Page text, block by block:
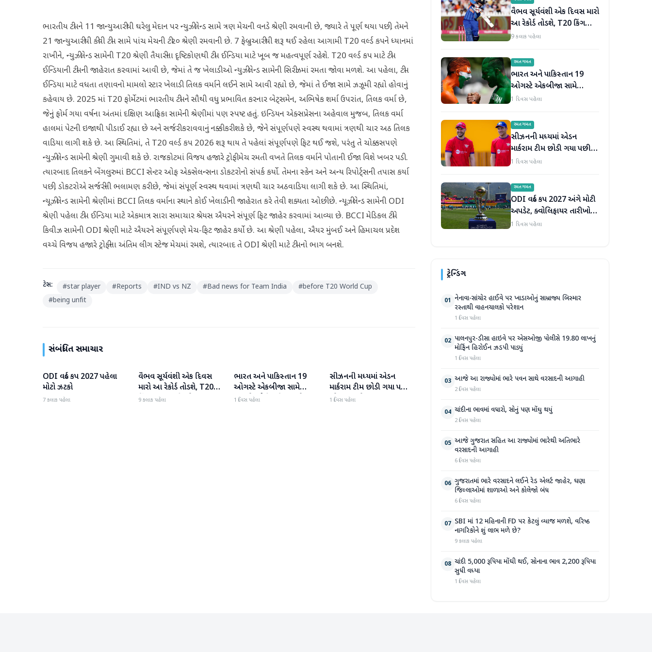
ભારતીય ટીમને 11 જાન્યુઆરીથી ઘરેલુ મેદાન પર ન્યુઝીલેન્ડ સામે ત્રણ મેચની વનડે શ્રેણી રમવાની છે, જ્યારે તે પૂર્ણ થયા પછી, તેમને
21 જાન્યુઆરીથી કીવી ટીમ સામે પાંચ મેચની ટી૨૦ શ્રેણી રમવાની છે. 7 ફેબ્રુઆરીથી શરૂ થઈ રહેલા આગામી T20 વર્લ્ડ કપને ધ્યાનમાં
રાખીને, ન્યુઝીલેન્ડ સામેની T20 શ્રેણી તૈયારીના દૃષ્ટિકોણથી ટીમ ઈન્ડિયા માટે ખૂબ જ મહત્વપૂર્ણ રહેશે. T20 વર્લ્ડ કપ માટે ટીમ
ઈન્ડિયાની ટીમની જાહેરાત કરવામાં આવી છે, જેમાં તે જ ખેલાડીઓ ન્યુઝીલેન્ડ સામેની સિરીઝમાં રમતા જોવા મળશે. આ પહેલા, ટીમ
ઈન્ડિયા માટે વધતા તણાવનો મામલો સ્ટાર ખેલાડી તિલક વર્માને લઈને સામે આવી રહ્યો છે, જેમાં તે ઈજા સામે ઝઝૂમી રહ્યો હોવાનું
કહેવાય છે. 2025 માં T20 ફોર્મેટમાં ભારતીય ટીમને સૌથી વધુ પ્રભાવિત કરનાર બેટ્સમેન, અભિષેક શર્મા ઉપરાંત, તિલક વર્મા છે,
જેનું ફોર્મ ગયા વર્ષના અંતમાં દક્ષિણ આફ્રિકા સામેની શ્રેણીમાં પણ સ્પષ્ટ હતું. ઇન્ડિયન એક્સપ્રેસના અહેવાલ મુજબ, તિલક વર્મા
હાલમાં પેટની ઇજાથી પીડાઈ રહ્યા છે અને સર્જરી કરાવવાનું નક્કી કરી શકે છે, જેને સંપૂર્ણપણે સ્વસ્થ થવામાં ત્રણથી ચાર અઠ તિલક
વાડિયા લાગી શકે છે. આ સ્થિતિમાં, તે T20 વર્લ્ડ કપ 2026 શરૂ થાય તે પહેલાં સંપૂર્ણપણે ફિટ થઈ જશે, પરંતુ તે ચોક્કસપણે
ન્યુઝીલેન્ડ સામેની શ્રેણી ગુમાવી શકે છે. રાજકોટમાં વિજય હજારે ટ્રોફી મેચ રમતી વખતે તિલક વર્માને પોતાની ઈજા વિશે ખબર પડી.
ત્યારબાદ તિલકને બેંગલુરુમાં BCCI સેન્ટર ઓફ એક્સેલન્સના ડોકટરોનો સંપર્ક કર્યો. તેમના સ્કેન અને અન્ય રિપોર્ટ્સની તપાસ કર્યા
પછી, ડોકટરોએ સર્જરીની ભલામણ કરી છે, જેમાં સંપૂર્ણ સ્વસ્થ થવામાં ત્રણથી ચાર અઠવાડિયા લાગી શકે છે. આ સ્થિતિમાં,
ન્યૂઝીલેન્ડ સામેની શ્રેણીમાં BCCI તિલક વર્માના સ્થાને કોઈ ખેલાડીની જાહેરાત કરે તેવી શક્યતા ઓછી છે. ન્યૂઝીલેન્ડ સામેની ODI
શ્રેણી પહેલા ટીમ ઈન્ડિયા માટે એકમાત્ર સારા સમાચાર શ્રેયસ ઐયરને સંપૂર્ણ ફિટ જાહેર કરવામાં આવ્યા છે. BCCI મેડિકલ ટીમે
કિવીઝ સામેની ODI શ્રેણી માટે ઐયરને સંપૂર્ણપણે મેચ-ફિટ જાહેર કર્યો છે. આ શ્રેણી પહેલા, ઐયર મુંબઈ અને હિમાચલ પ્રદેશ
વચ્ચે વિજય હજારે ટ્રોફીના અંતિમ લીગ સ્ટેજ મેચમાં રમશે, ત્યારબાદ તે ODI શ્રેણી માટે ટીમનો ભાગ બનશે.
ટેગ્સ: #star player #Reports #IND vs NZ #Bad news for Team India #before T20 World Cup
#being unfit
સંબંધિત સમાચાર
રમતગમત
ODI વર્લ્ડ કપ 2027 પહેલા
મોટો ઝટકો
7 કલાક પહેલા
રમતગમત
વૈભવ સૂર્યવંશી એક દિવસ
મારો આ રેકોર્ડ તોડશે, T20
કિંગ બન્યા પછી જોસ
9 કલાક પહેલા
રમતગમત
ભારત અને પાકિસ્તાન 19
ઓગસ્ટે એકબીજા સામે
ટકરાશે, હોકી વર્લ્ડ કપ માટે
1 દિવસ પહેલા
રમતગમત
સીઝનની મધ્યમાં એડન
માર્કરામ ટીમ છોડી ગયા પછી
જોસ બટલરે સુપર જાયન્ટ્સ
1 દિવસ પહેલા
વૈભવ સૂર્યવંશી એક દિવસ મારો
આ રેકોર્ડ તોડશે, T20 કિંગ
બન્યા પછી જોસ બટલરની
9 કલાક પહેલા
રમતગમત
ભારત અને પાકિસ્તાન 19
ઓગસ્ટે એકબીજા સામે
ટકરાશે, હોકી વર્લ્ડ કપ માટે
1 દિવસ પહેલા
રમતગમત
સીઝનની મધ્યમાં એડન
માર્કરામ ટીમ છોડી ગયા પછી
જોસ બટલરે સુપર જાયન્ટ્સ
1 દિવસ પહેલા
રમતગમત
ODI વર્લ્ડ કપ 2027 અંગે મોટી
અપડેટ, ક્વોલિફાયર તારીખો
જાહેર
1 દિવસ પહેલા
ટ્રેન્ડિંગ
01 નેનાવા-સાંચોર હાઈવે પર ખાડાઓનું સામ્રાજ્ય બિસ્માર
રસ્તાથી વાહનચાલકો પરેશાન
1 દિવસ પહેલા
02 પાલનપુર-ડીસા હાઇવે પર એસઓજી પોલીસે 19.80 લાખનું
મોર્ફિન હિરોઈન ઝડપી પાડ્યું
1 દિવસ પહેલા
03 આજે આ રાજ્યોમાં ભારે પવન સાથે વરસાદની આગાહી
2 દિવસ પહેલા
04 ચાંદીના ભાવમાં વધારો, સોનું પણ મોંઘુ થયું
2 દિવસ પહેલા
05 આજે ગુજરાત સહિત આ રાજ્યોમાં ભારેથી અતિભારે
વરસાદની આગાહી
6 દિવસ પહેલા
06 ગુજરાતમાં ભારે વરસાદને લઈને રેડ એલર્ટ જાહેર, ઘણા
જિલ્લાઓમાં શાળાઓ અને કોલેજો બંધ
6 દિવસ પહેલા
07 SBI માં 12 મહિનાની FD પર કેટલું વ્યાજ મળશે, વરિષ્ઠ
નાગરિકોને શું લાભ મળે છે?
9 કલાક પહેલા
08 ચાંદી 5,000 રૂપિયા મોંઘી થઈ, સોનાના ભાવ 2,200 રૂપિયા
સુધી વધ્યા
1 દિવસ પહેલા